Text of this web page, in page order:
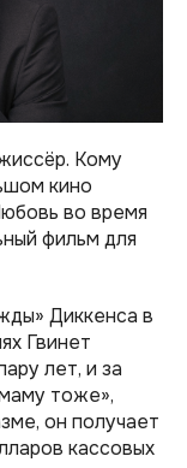
Кому
кино
во время
фильм для
Диккенса в
Гвинет
лет, и за
тоже»,
он получает
кассовых